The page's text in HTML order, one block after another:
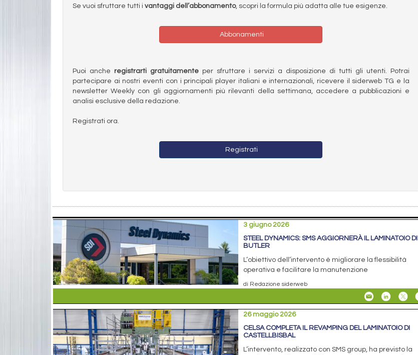
Se vuoi sfruttare tutti i vantaggi dell’abbonamento, scopri la formula più adatta alle tue esigenze.
Abbonamenti
Puoi anche registrarti gratuitamenteper sfruttare i servizi a disposizione di tutti gli utenti. Potrai
partecipare ai nostri eventi con i principali player italiani e internazionali, ricevere il siderweb TG e la
newsletter Weekly con gli aggiornamenti più rilevanti della settimana, accedere a pubblicazioni e
analisi esclusive della redazione.
Registrati ora.
Registrati
3 giugno 2026
STEEL DYNAMICS: SMS AGGIORNERÀ IL LAMINATOIO DI
BUTLER
L’obiettivo dell’intervento è migliorare la flessibilità
operativa e facilitare la manutenzione
di Redazione siderweb
26 maggio 2026
CELSA COMPLETA IL REVAMPING DEL LAMINATOIO DI
CASTELLBISBAL
L’intervento, realizzato con SMS group, ha previsto la